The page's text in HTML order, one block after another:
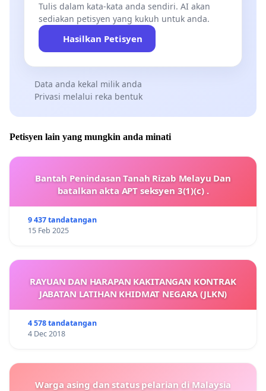
Tulis dalam kata-kata anda sendiri. AI akan
sediakan petisyen yang kukuh untuk anda.
Hasilkan Petisyen
Data anda kekal milik anda
Privasi melalui reka bentuk
Petisyen lain yang mungkin anda minati
Bantah Penindasan Tanah Rizab Melayu Dan
batalkan akta APT seksyen 3(1)(c) .
9 437 tandatangan
15 Feb 2025
RAYUAN DAN HARAPAN KAKITANGAN KONTRAK
JABATAN LATIHAN KHIDMAT NEGARA (JLKN)
4 578 tandatangan
4 Dec 2018
Warga asing dan status pelarian di Malaysia